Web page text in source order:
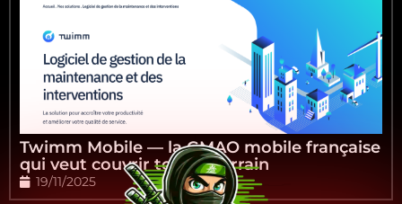
Twimm Mobile — la GMAO mobile française
qui veut couvrir tout le terrain
19/11/2025